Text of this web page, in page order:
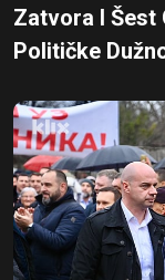
Zatvora I Šest
Političke